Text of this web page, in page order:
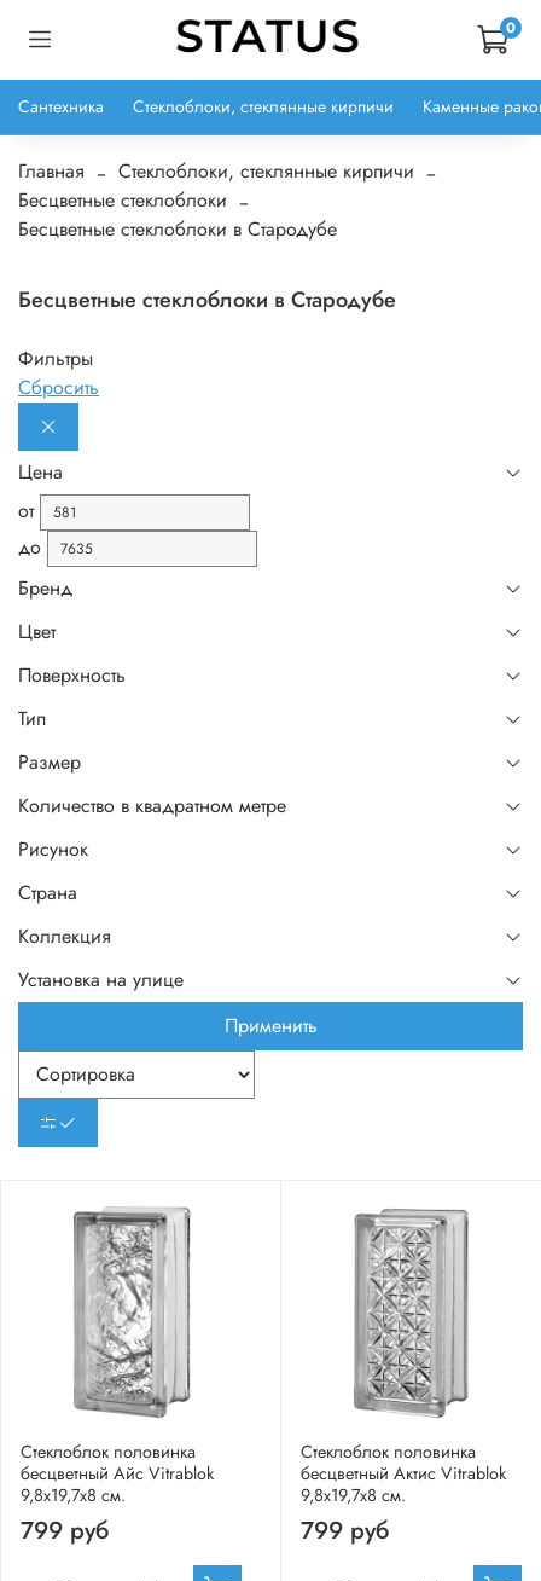
0
Сантехника Стеклоблоки, стеклянные кирпичи Каменные
Главная
Стеклоблоки, стеклянные кирпичи
Бесцветные стеклоблоки
Бесцветные стеклоблоки в Стародубе
Бесцветные стеклоблоки в Стародубе
Стеклоблок половинка
бесцветный Айс Vitrablok
9,8x19,7x8 см.
799 руб
Стеклоблок половинка
бесцветный Актис Vitrablok
9,8x19,7x8 см.
799 руб
Фильтры
Сбросить
Цена
от
до
Бренд
Цвет
Поверхность
Тип
Размер
Количество в квадратном метре
Рисунок
Страна
Коллекция
Установка на улице
Применить